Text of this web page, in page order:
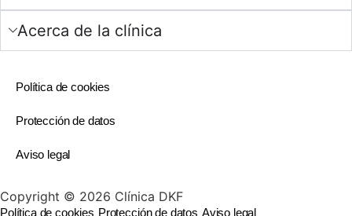
Acerca de la clínica
Política de cookies
Protección de datos
Aviso legal
Copyright © 2026 Clínica DKF
Política de cookies Protección de datos Aviso legal